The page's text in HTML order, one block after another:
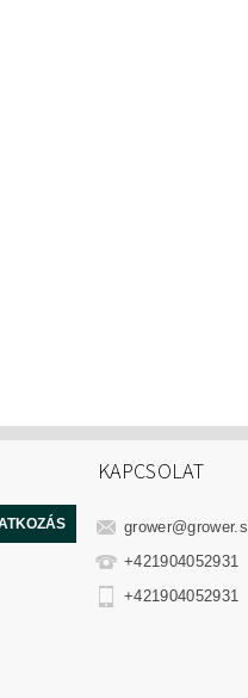
KAPCSOLAT
grower@
+421904052931
+421904052931